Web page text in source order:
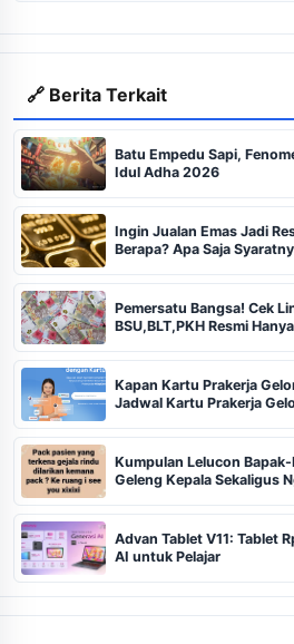
🔗 Berita Terkait
Batu Empedu Sapi,
Idul Adha 2026
Ingin Jualan Emas Jadi
Berapa? Apa Saja
Pemersatu Bangsa! Cek
BSU,BLT,PKH Resmi
Kapan Kartu Prakerja
Jadwal Kartu Prakerja
Kumpulan Lelucon
Geleng Kepala Sekaligus
Advan Tablet V11: Tablet
AI untuk Pelajar